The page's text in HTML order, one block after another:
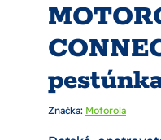
Značka: Motorola